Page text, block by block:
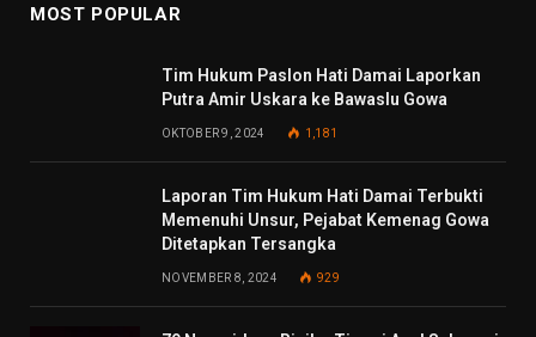
MOST POPULAR
Tim Hukum Paslon Hati Damai Laporkan
Putra Amir Uskara ke Bawaslu Gowa
OKTOBER 9, 2024 1,181
Laporan Tim Hukum Hati Damai Terbukti
Memenuhi Unsur, Pejabat Kemenag Gowa
Ditetapkan Tersangka
NOVEMBER 8, 2024 929